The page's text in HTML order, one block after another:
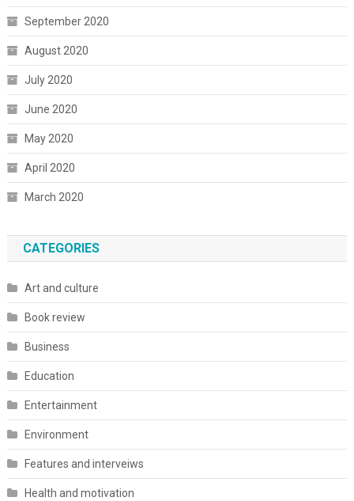
September 2020
August 2020
July 2020
June 2020
May 2020
April 2020
March 2020
CATEGORIES
Art and culture
Book review
Business
Education
Entertainment
Environment
Features and interveiws
Health and motivation